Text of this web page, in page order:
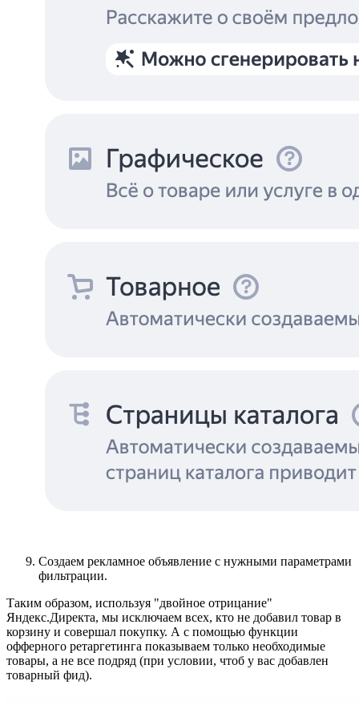
Создаем рекламное объявление с нужными параметрами
фильтрации.
Таким образом, используя "двойное отрицание"
Яндекс.Директа, мы исключаем всех, кто не добавил товар в
корзину и совершал покупку. А с помощью функции
офферного ретаргетинга показываем только необходимые
товары, а не все подряд (при условии, чтоб у вас добавлен
товарный фид).